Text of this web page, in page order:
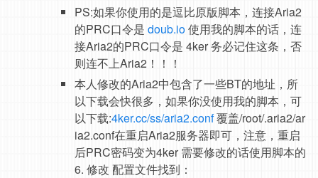
PS:如果你使用的是逗比原版脚本，连接Aria2
的PRC口令是 doub.io使用我的脚本的话，连
接Aria2的PRC口令是 4ker 务必记住这条，否
则连不上Aria2！！！
本人修改的Aria2中包含了一些BT的地址，所
以下载会快很多，如果你没使用我的脚本，可
以下载:4ker.cc/ss/aria2.conf覆盖/root/.aria2/ar
ia2.conf在重启Aria2服务器即可，注意，重启
后PRC密码变为4ker 需要修改的话使用脚本的
6. 修改 配置文件找到：